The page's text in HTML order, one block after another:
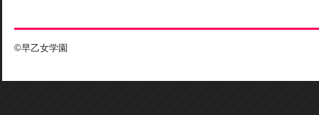
©早乙女学園